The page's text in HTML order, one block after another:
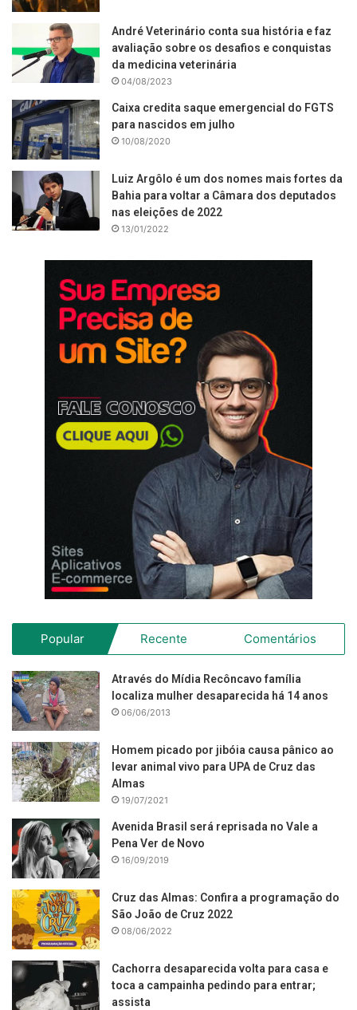
André Veterinário conta sua história e faz
avaliação sobre os desafios e conquistas
da medicina veterinária
04/08/2023
Caixa credita saque emergencial do FGTS
para nascidos em julho
10/08/2020
Luiz Argôlo é um dos nomes mais fortes da
Bahia para voltar a Câmara dos deputados
nas eleições de 2022
13/01/2022
Popular Recente Comentários
Através do Mídia Recôncavo família
localiza mulher desaparecida há 14 anos
06/06/2013
Homem picado por jibóia causa pânico ao
levar animal vivo para UPA de Cruz das
Almas
19/07/2021
Avenida Brasil será reprisada no Vale a
Pena Ver de Novo
16/09/2019
Cruz das Almas: Confira a programação do
São João de Cruz 2022
08/06/2022
Cachorra desaparecida volta para casa e
toca a campainha pedindo para entrar;
assista